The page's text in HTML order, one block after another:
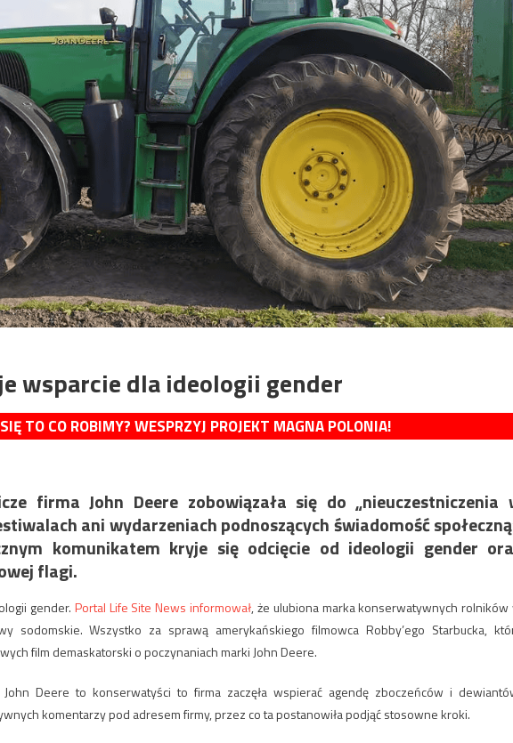
wsparcie dla ideologii gender
TO CO ROBIMY? WESPRZYJ PROJEKT MAGNA POLONIA!
firma John Deere zobowiązała się do „nieuczestniczenia
ani wydarzeniach podnoszących świadomość
komunikatem kryje się odcięcie od ideologii gender
flagi.
gender. Portal Life Site News informował, że ulubiona marka konserwatywnych rolników
sodomskie. Wszystko za sprawą amerykańskiego filmowca Robby’ego Starbucka,
film demaskatorski o poczynaniach marki John Deere.
Deere to konserwatyści to firma zaczęła wspierać agendę zboczeńców i
komentarzy pod adresem firmy, przez co ta postanowiła podjąć stosowne kroki.